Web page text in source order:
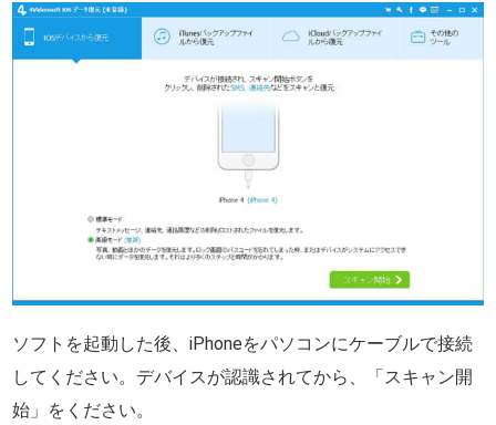
ソフトを起動した後、iPhoneをパソコンにケーブルで接続
してください。デバイスが認識されてから、「スキャン開
始」をください。